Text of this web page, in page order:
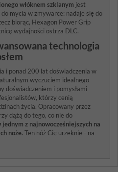
włóknem szklanym jest
mycia w zmywarce: nadaje się do
biorąc, Hexagon Power Grip
wydajności ostrza DLC.
technologia
i ponad 200 lat doświadczenia w
wyczuciem idealnego
doświadczeniem i pomysłami
którzy cenią
życia. Opracowany przez
dążą do tego, co nie do
z najnowocześniejszych na
noże. Ten nóż Cię urzeknie - na